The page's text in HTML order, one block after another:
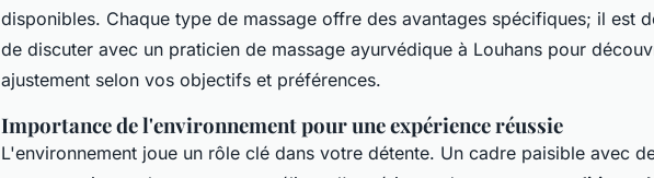
disponibles. Chaque type de massage offre des avantages spécifiques; il est
de discuter avec un praticien de massage ayurvédique à Louhans pour
ajustement selon vos objectifs et préférences.
Importance de l'environnement pour une expérience réussie
L'environnement joue un rôle clé dans votre détente. Un cadre paisible avec